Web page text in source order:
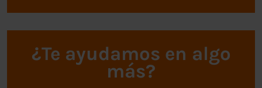
¿Te ayudamos en algo
más?